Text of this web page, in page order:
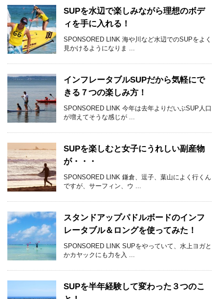
SUPを水辺で楽しみながら理想のボデ
ィを手に入れる！
SPONSORED LINK 海や川など水辺でのSUPをよく
見かけるようになりま ...
インフレータブルSUPだから気軽にで
きる７つの楽しみ方！
SPONSORED LINK 今年は去年よりだいぶSUP人口
が増えてそうな感じが ...
SUPを楽しむと女子にうれしい副産物
が・・・
SPONSORED LINK 鎌倉、逗子、葉山によく行くん
ですが、サーフィン、ウ ...
スタンドアップパドルボードのインフ
レータブル＆ロングを使ってみた！
SPONSORED LINK SUPをやっていて、水上ヨガと
かカヤックにも力を入 ...
SUPを半年経験して変わった３つのこ